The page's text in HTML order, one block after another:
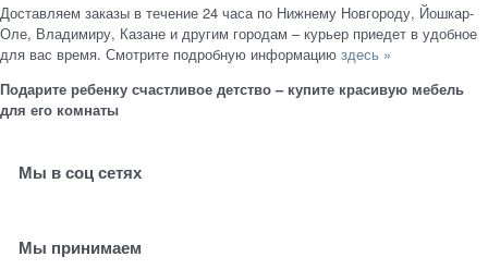
Доставляем заказы в течение 24 часа по Нижнему Новгороду, Йошкар-
Оле, Владимиру, Казане и другим городам – курьер приедет в удобное
для вас время. Смотрите подробную информацию здесь »
Подарите ребенку счастливое детство – купите красивую мебель
для его комнаты
Мы в соц сетях
Мы принимаем